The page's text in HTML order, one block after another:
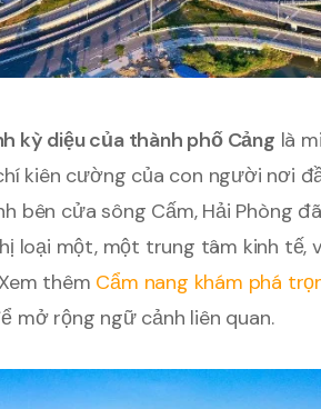
kỳ diệu của thành phố Cảng là
kiên cường của con người nơi
bên cửa sông Cấm, Hải Phòng
loại một, một trung tâm kinh tế,
thêm Cẩm nang khám phá
mở rộng ngữ cảnh liên quan.